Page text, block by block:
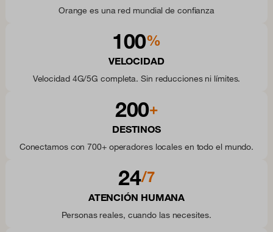
Orange es una red mundial de confianza
100%
VELOCIDAD
Velocidad 4G/5G completa. Sin reducciones ni límites.
200+
DESTINOS
Conectamos con 700+ operadores locales en todo el mundo.
24/7
ATENCIÓN HUMANA
Personas reales, cuando las necesites.